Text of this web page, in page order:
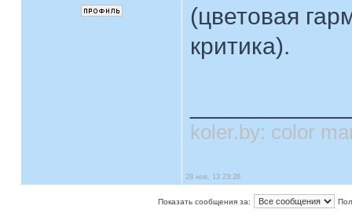
(цветовая
критика).
koler.by: color
28 ноя, 13 23:26
Показать сообщения за: